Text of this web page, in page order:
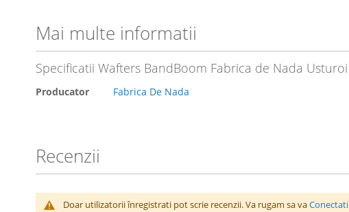
Mai multe informatii
Specificatii Wafters BandBoom Fabrica de Nada Usturoi
Producator Fabrica De Nada
Recenzii
Doar utilizatorii înregistrati pot scrie recenzii. Va rugam sa vaConectati